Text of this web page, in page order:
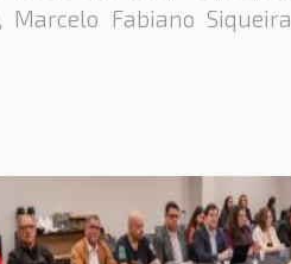
Fabiano Siqueira,